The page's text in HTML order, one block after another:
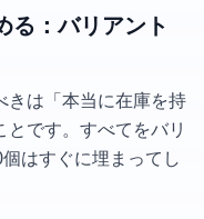
る：バリアント
きは「本当に在庫を持
です。すべてをバリ
はすぐに埋まってし